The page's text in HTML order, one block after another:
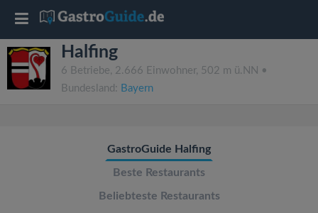
Halfing
6 Betriebe, 2.666 Einwohner, 502 m ü.NN •
Bundesland: Bayern
GastroGuide Halfing
Beste Restaurants
Beliebteste Restaurants
T
o
g